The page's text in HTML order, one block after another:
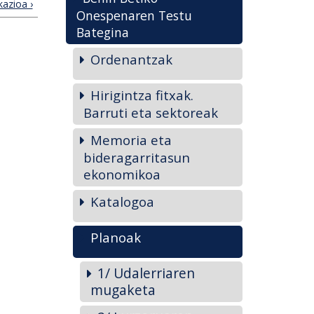
›
Onespenaren Testu
Bategina
Ordenantzak
Hirigintza fitxak.
Barruti eta sektoreak
Memoria eta
bideragarritasun
ekonomikoa
Katalogoa
Planoak
1/ Udalerriaren
mugaketa